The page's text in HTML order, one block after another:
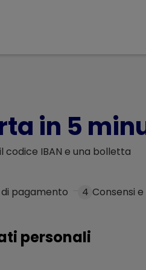
in 5
codice IBAN e una bolletta
pagamento 4 Consensi
personali